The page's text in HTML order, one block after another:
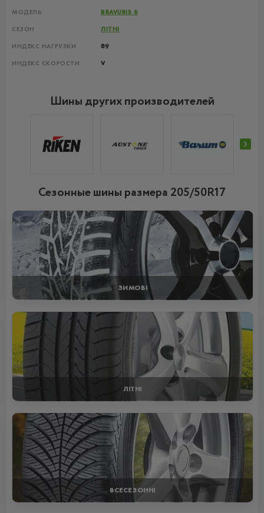
МОДЕЛЬ BRAVURIS 6
СЕЗОН ЛІТНІ
ИНДЕКС НАГРУЗКИ 89
ИНДЕКС СКОРОСТИ V
Шины других производителей
Сезонные шины размера 205/50R17
ЗИМОВІ
ЛІТНІ
ВСЕСЕЗОННІ